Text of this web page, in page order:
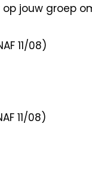
op jouw groep
11/08)
11/08)